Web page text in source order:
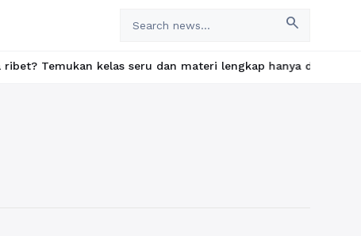
search
kelas seru dan materi lengkap hanya di